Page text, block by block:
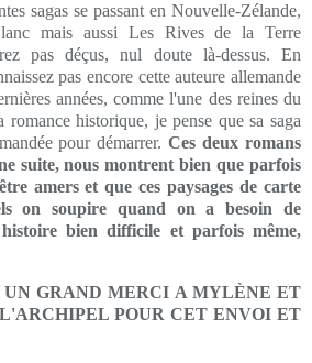
sagas se passant en Nouvelle-Zélande,
mais aussi Les Rives de la Terre
pas déçus, nul doute là-dessus. En
pas encore cette auteure allemande
années, comme l'une des reines du
historique, je pense que sa saga
pour démarrer.Ces deux romans
suite, nous montrent bien que parfois
amers et que ces paysages de carte
on soupire quand on a besoin de
bien difficile et parfois même,
GRAND MERCI A MYLÈNE ET
POUR CET ENVOI ET